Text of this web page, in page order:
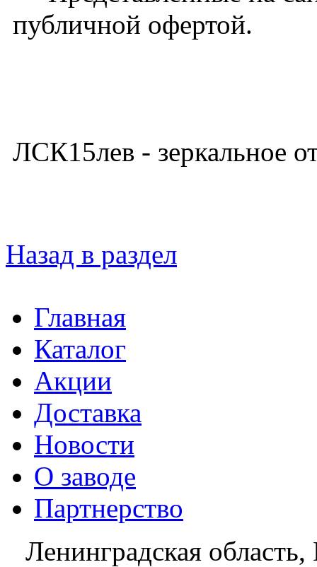
публичной офертой.
ЛСК15лев - зеркальное
Назад в раздел
Главная
Каталог
Акции
Доставка
Новости
О заводе
Партнерство
Ленинградская